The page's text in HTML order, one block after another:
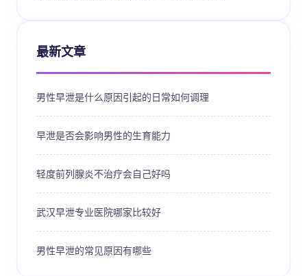
最新文章
男性早泄是什么原因引起的日常如何调理
早泄是否会影响男性的生育能力
轻度前列腺炎不治疗会自己好吗
武汉早泄专业医院哪家比较好
男性早泄的常见原因有哪些